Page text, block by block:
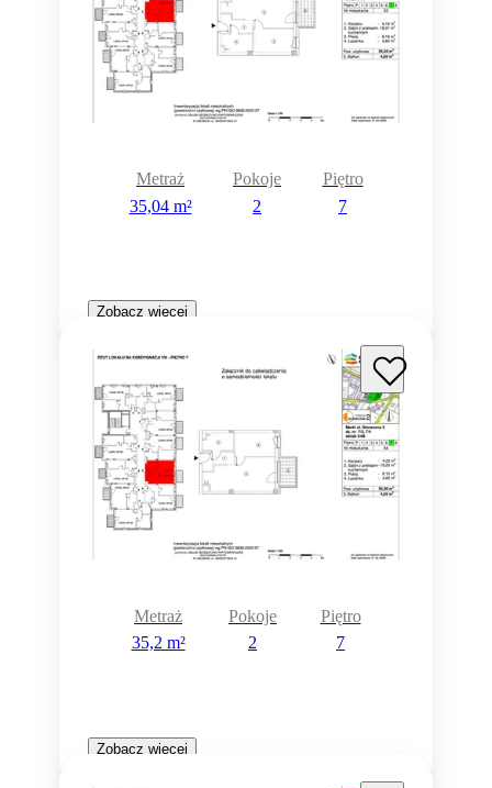
Metraż
35,04 m²
Pokoje
2
Piętro
7
Zobacz więcej
Metraż
35,2 m²
Pokoje
2
Piętro
7
Zobacz więcej